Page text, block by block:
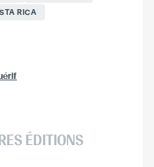
RICA
ÉDITIONS